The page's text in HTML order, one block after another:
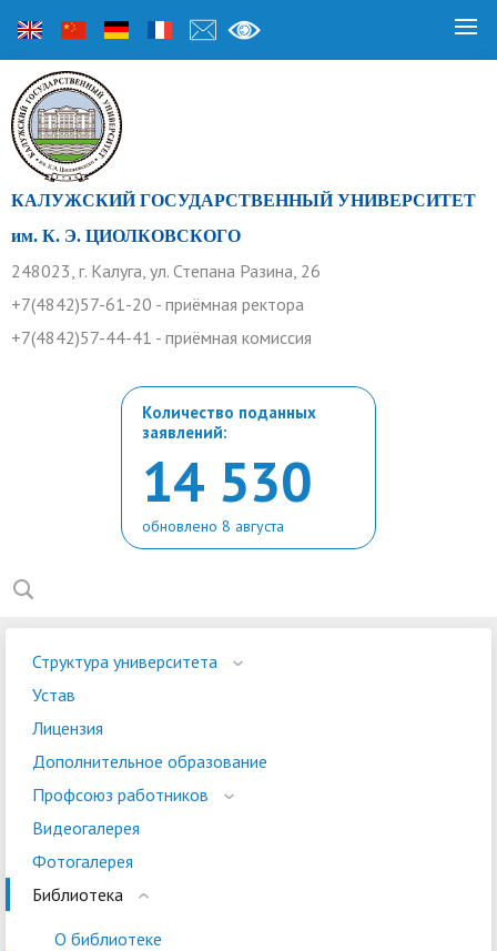
КАЛУЖСКИЙ ГОСУДАРСТВЕННЫЙ УНИВЕРСИТЕТ
им. К. Э. ЦИОЛКОВСКОГО
248023, г. Калуга, ул. Степана Разина, 26
+7(4842)57-61-20 - приёмная ректора
+7(4842)57-44-41 - приёмная комиссия
Количество поданных
заявлений:
14 530
обновлено 8 августа
Структура университета
Устав
Лицензия
Дополнительное образование
Профсоюз работников
Видеогалерея
Фотогалерея
Библиотека
О библиотеке